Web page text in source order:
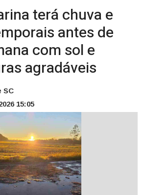
terá chuva e
antes de
com sol e
agradáveis
SC
15:05